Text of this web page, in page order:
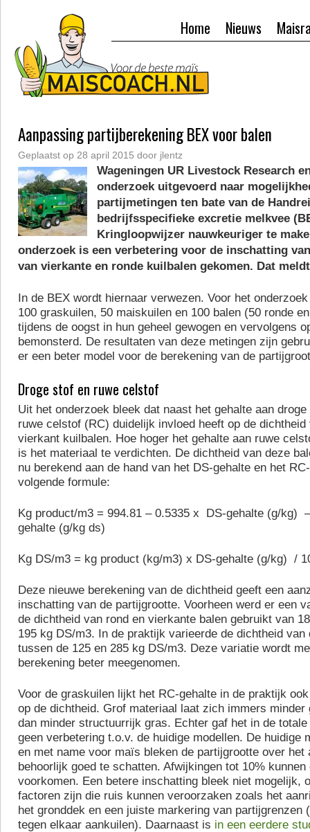
Nieuws
Home
Aanpassing partijberekening BEX voor balen
Geplaatst op 28 april 2015 door jlentz
Wageningen UR Livestock Research
onderzoek uitgevoerd naar
partijmetingen ten bate van de
bedrijfsspecifieke excretie melkvee
Kringloopwijzer nauwkeuriger te
onderzoek is een verbetering voor de inschatting
van vierkante en ronde kuilbalen gekomen. Dat
In de BEX wordt hiernaar verwezen. Voor het
100 graskuilen, 50 maiskuilen en 100 balen (50 ronde
tijdens de oogst in hun geheel gewogen en vervolgens
bemonsterd. De resultaten van deze metingen zijn
er een beter model voor de berekening van de
Droge stof en ruwe celstof
Uit het onderzoek bleek dat naast het gehalte aan
ruwe celstof (RC) duidelijk invloed heeft op de dichtheid
vierkant kuilbalen. Hoe hoger het gehalte aan ruwe
is het materiaal te verdichten. De dichtheid van deze
nu berekend aan de hand van het DS-gehalte en het
volgende formule:
Kg product/m3 = 994.81 – 0.5335 x DS-gehalte (g/kg)
gehalte (g/kg ds)
Kg DS/m3 = kg product (kg/m3) x DS-gehalte (g/kg) /
Deze nieuwe berekening van de dichtheid geeft een
inschatting van de partijgrootte. Voorheen werd er een
de dichtheid van rond en vierkante balen gebruikt van
195 kg DS/m3. In de praktijk varieerde de dichtheid van
tussen de 125 en 285 kg DS/m3. Deze variatie wordt
berekening beter meegenomen.
Voor de graskuilen lijkt het RC-gehalte in de praktijk
op de dichtheid. Grof materiaal laat zich immers minder
dan minder structuurrijk gras. Echter gaf het in de
geen verbetering t.o.v. de huidige modellen. De huidige
en met name voor maïs bleken de partijgrootte over het
behoorlijk goed te schatten. Afwijkingen tot 10%
voorkomen. Een betere inschatting bleek niet mogelijk,
factoren zijn die ruis kunnen veroorzaken zoals het
het gronddek en een juiste markering van partijgrenzen
tegen elkaar aankuilen). Daarnaast is in een eerdere